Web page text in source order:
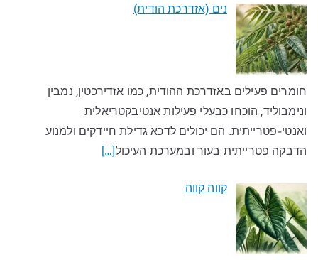
נים (אזדרכת הודית)
חומרים פעילים באזדרכת ההודית, כמו אזדירכטין, נמבין
ונימבוליד, הוכחו כבעלי פעילות אנטיבקטריאלית
ואנטי-פטרייתית. הם יכולים לדכא גדילת חיידקים ולמנוע
הדבקה פטרייתית בעור ובמערכת העיכול[…]
קווה קווה